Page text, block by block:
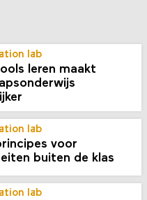
lab
leren maakt
lab
voor
buiten de klas
lab